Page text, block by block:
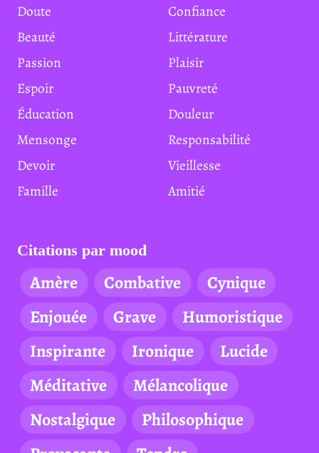
Doute
Confiance
Beauté
Littérature
Passion
Plaisir
Espoir
Pauvreté
Éducation
Douleur
Mensonge
Responsabilité
Devoir
Vieillesse
Famille
Amitié
Citations par mood
Amère Combative
Cynique
Enjouée
Grave
Humoristique
Inspirante
Ironique
Lucide
Méditative
Mélancolique
Nostalgique
Philosophique